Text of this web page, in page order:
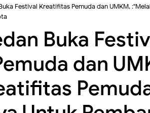
Festival Kreatifitas Pemuda dan UMKM,
Buka
dan